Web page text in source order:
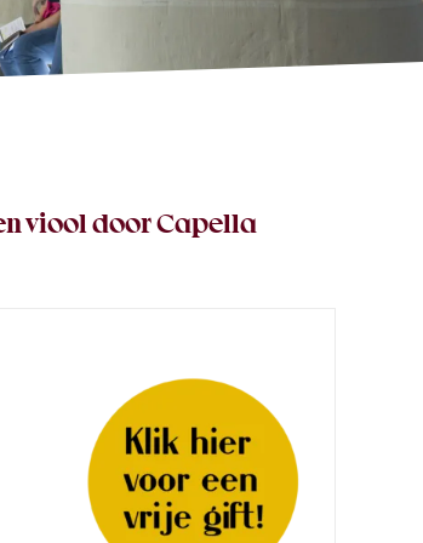
viool door Capella